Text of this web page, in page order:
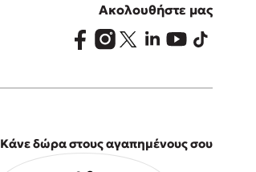
Ακολουθήστε μας
Κάνε δώρα στους αγαπημένους σου